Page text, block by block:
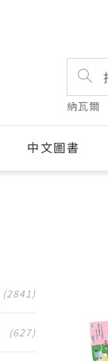
納瓦爾
中文圖書
(2841)
(627)